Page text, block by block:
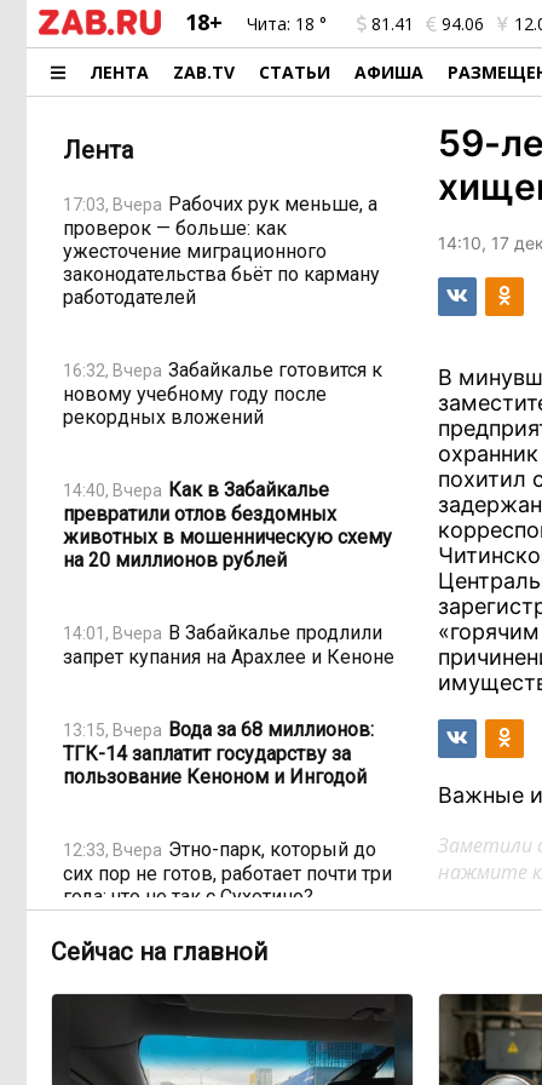
18+ Чита: 18 ° 81.41 94.06
ЛЕНТА ZAB.TV СТАТЬИ АФИША
Лента
17:03, Вчера Рабочих рук меньше, а
проверок — больше: как
ужесточение миграционного
законодательства бьёт по карману
работодателей
16:32, Вчера Забайкалье готовится к
новому учебному году после
рекордных вложений
14:40, Вчера Как в Забайкалье
превратили отлов бездомных
животных в мошенническую схему
на 20 миллионов рублей
14:01, Вчера В Забайкалье продлили
запрет купания на Арахлее и Кеноне
13:15, Вчера Вода за 68 миллионов:
ТГК-14 заплатит государству за
пользование Кеноном и Ингодой
12:33, Вчера Этно-парк, который до
сих пор не готов, работает почти три
года: что не так с Сухотино?
две недели: как Забайкалье
готовится к зиме
59-
14:10, 17
В
похитил
Важные
Заметили
нажмите
Сейчас на главной